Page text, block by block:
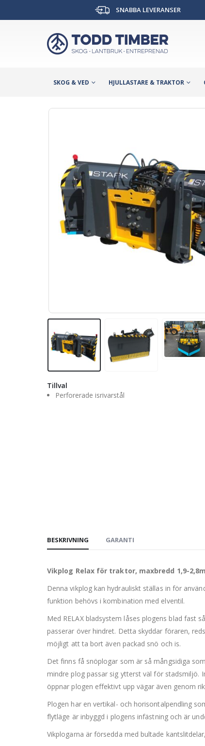
SNABBA LEVERANSER
SKOG & VED HJULLASTARE & TRAKTOR
Tillval
Perforerade isrivarstål
BESKRIVNING GARANTI
Vikplog Relax för traktor, maxbredd 1,9-2,8m
Denna vikplog kan hydrauliskt ställas in för
funktion behövs i kombination med elventil.
Med RELAX bladsystem låses plogens blad fast
passerar över hindret. Detta skyddar föraren,
möjligt att ta bort även packad snö och is.
Det finns få snöplogar som är så mångsidiga
mindre plog passar sig ytterst väl för stadsmiljö.
öppnar plogen effektivt upp vägar även genom
Plogen har en vertikal- och horisontalpendling
flytläge är inbyggd i plogens infästning och är
Vikplogarna är försedda med bultade